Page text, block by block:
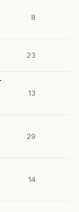
8
23
13
29
14